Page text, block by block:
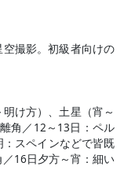
撮影。初級者向けの
け方）、土星（宵～
角／12～13日：ペル
スペインなどで皆既
16日夕方～宵：細い